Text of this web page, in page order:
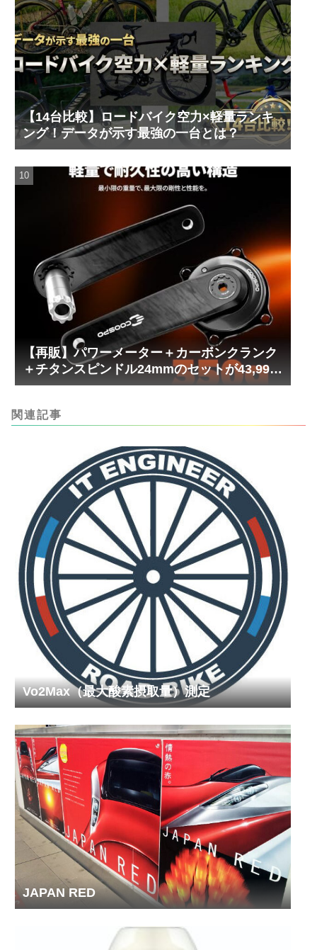
【14台比較】ロードバイク空力×軽量ランキ
ング！データが示す最強の一台とは？
【再販】パワーメーター＋カーボンクランク
＋チタンスピンドル24mmのセットが43,999
円！
関連記事
Vo2Max（最大酸素摂取量）測定
JAPAN RED